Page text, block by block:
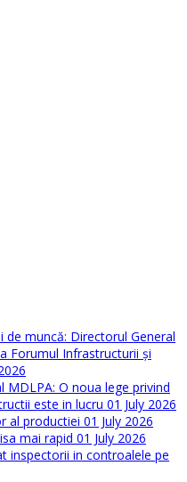
muncă: Directorul General
Forumul Infrastructurii și
MDLPA: O noua lege privind
este in lucru 01 July 2026
al productiei 01 July 2026
mai rapid 01 July 2026
inspectorii in controalele pe